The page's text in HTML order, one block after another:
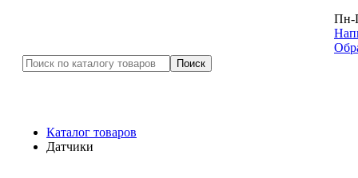
Пн-
Каталог товаров
Датчики